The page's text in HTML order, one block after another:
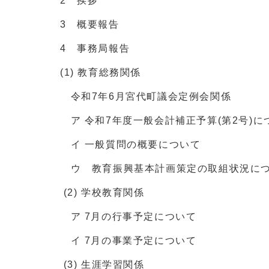
3 概要報告
4 事務局報告
(1) 教育総務関係
令和7年6月宮代町議会定例会関係
ア 令和7年度一般会計補正予算(第2号)に
イ 一般質問の概要について
ウ 教育振興基本計画策定の取組状況に
(2) 学校教育関係
ア 7月の行事予定について
イ 7月の事業予定について
(3) 生涯学習関係